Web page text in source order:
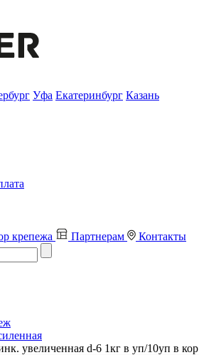
Уфа Екатеринбург Казань
крепежа Партнерам Контакты
увеличенная d-6 1кг в уп/10уп в кор